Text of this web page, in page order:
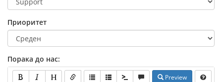
Приоритет
Порака до нас:
Preview